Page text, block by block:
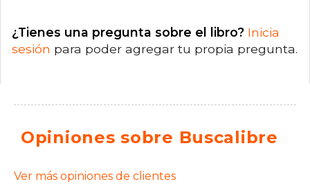
¿Tienes una pregunta sobre el libro? Inicia
sesión para poder agregar tu propia pregunta.
Opiniones sobre Buscalibre
Ver más opiniones de clientes